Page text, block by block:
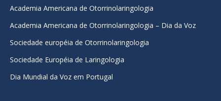
new
window
new
window
new
window
Academia Americana de Otorrinolaringologia
Academia Americana de Otorrinolaringologia – Dia da Voz
Sociedade européia de Otorrinolaringologia
Sociedade Européia de Laringologia
Dia Mundial da Voz em Portugal